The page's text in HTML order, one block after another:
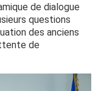
de dialogue
questions
des anciens
de